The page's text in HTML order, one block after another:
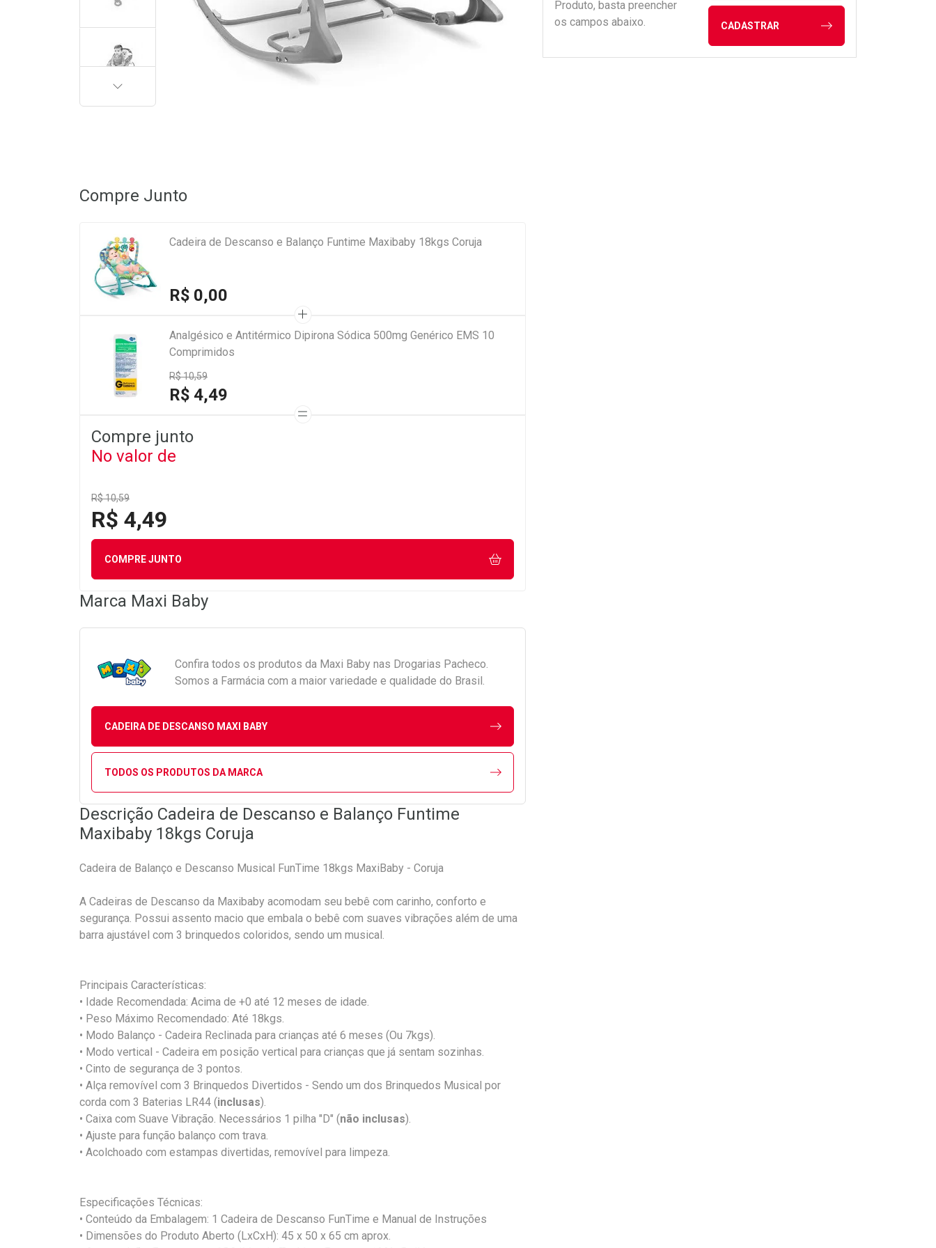
Produto, basta preencher
os campos abaixo.
CADASTRAR
PRÓXIMA
Compre Junto
Cadeira de Descanso e Balanço Funtime Maxibaby 18kgs Coruja
R$ 0,00
Analgésico e Antitérmico Dipirona Sódica 500mg Genérico EMS 10
Comprimidos
R$ 10,59
R$ 4,49
Compre junto
No valor de
R$ 10,59
R$ 4,49
COMPRE JUNTO
Marca Maxi Baby
Confira todos os produtos da Maxi Baby nas Drogarias Pacheco.
Somos a Farmácia com a maior variedade e qualidade do Brasil.
CADEIRA DE DESCANSO MAXI BABY
TODOS OS PRODUTOS DA MARCA
Descrição Cadeira de Descanso e Balanço Funtime
Maxibaby 18kgs Coruja
Cadeira de Balanço e Descanso Musical FunTime 18kgs MaxiBaby - Coruja
A Cadeiras de Descanso da Maxibaby acomodam seu bebê com carinho, conforto e
segurança. Possui assento macio que embala o bebê com suaves vibrações além de uma
barra ajustável com 3 brinquedos coloridos, sendo um musical.
Principais Características:
• Idade Recomendada: Acima de +0 até 12 meses de idade.
• Peso Máximo Recomendado: Até 18kgs.
• Modo Balanço - Cadeira Reclinada para crianças até 6 meses (Ou 7kgs).
• Modo vertical - Cadeira em posição vertical para crianças que já sentam sozinhas.
• Cinto de segurança de 3 pontos.
• Alça removível com 3 Brinquedos Divertidos - Sendo um dos Brinquedos Musical por
corda com 3 Baterias LR44 (inclusas).
• Caixa com Suave Vibração. Necessários 1 pilha "D" (não inclusas).
• Ajuste para função balanço com trava.
• Acolchoado com estampas divertidas, removível para limpeza.
Especificações Técnicas:
• Conteúdo da Embalagem: 1 Cadeira de Descanso FunTime e Manual de Instruções
• Dimensões do Produto Aberto (LxCxH): 45 x 50 x 65 cm aprox.